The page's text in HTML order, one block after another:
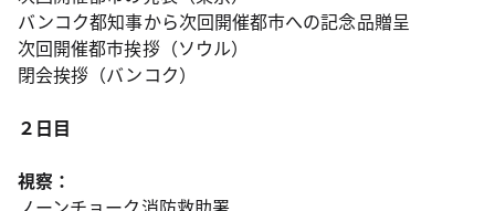
バンコク都知事から次回開催都市への記念品贈呈
次回開催都市挨拶（ソウル）
閉会挨拶（バンコク）
２日目
視察：